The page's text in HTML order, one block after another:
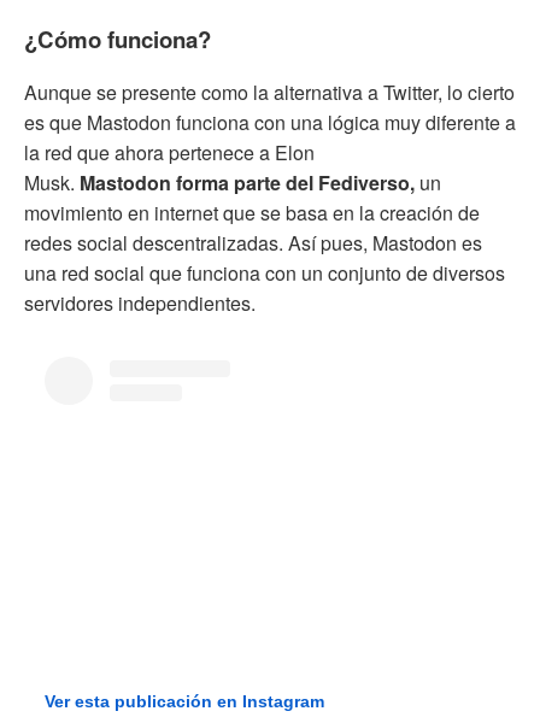
¿Cómo funciona?
Aunque se presente como la alternativa a Twitter, lo cierto
es que Mastodon funciona con una lógica muy diferente a
la red que ahora pertenece a Elon
Musk. Mastodon forma parte del Fediverso, un
movimiento en internet que se basa en la creación de
redes social descentralizadas. Así pues, Mastodon es
una red social que funciona con un conjunto de diversos
servidores independientes.
Ver esta publicación en Instagram